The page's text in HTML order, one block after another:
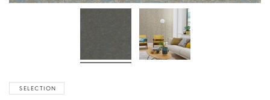
SELECTION